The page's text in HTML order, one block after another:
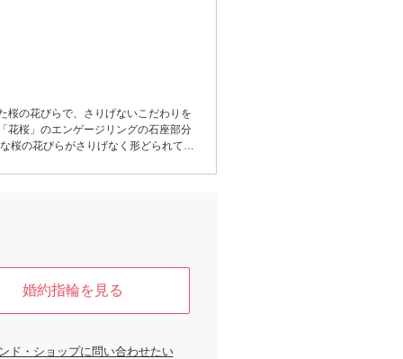
桜の花びらで、さりげないこだわりを
花桜」のエンゲージリングの石座部分
桜の花びらがさりげなく形どられてお
を迎えるたびに、指輪に込めた想いが
婚約指輪を見る
ド・ショップに問い合わせたい